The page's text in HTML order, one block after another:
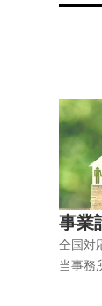
事業
全国対
当事務
Ｍｉ